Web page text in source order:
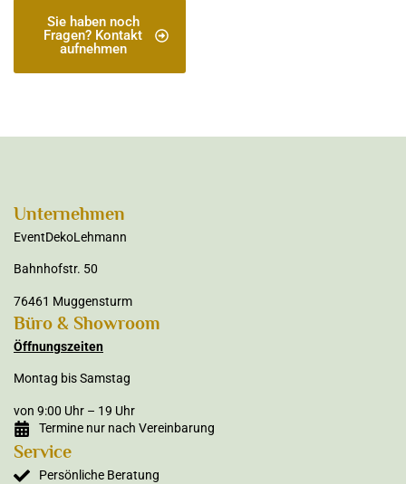
Sie haben noch
Fragen? Kontakt
aufnehmen
Unternehmen
EventDekoLehmann
Bahnhofstr. 50
76461 Muggensturm
Büro & Showroom
Öffnungszeiten
Montag bis Samstag
von 9:00 Uhr – 19 Uhr
Termine nur nach Vereinbarung
Service
Persönliche Beratung